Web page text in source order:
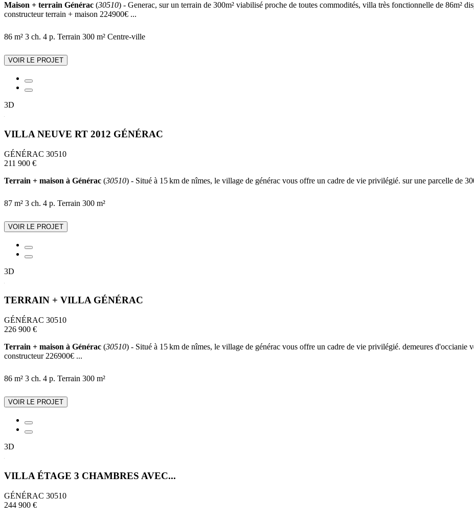
Maison + terrain Générac (30510) - Generac, sur un terrain de 300m² viabilisé proche de toutes commodités, villa très fonctionnelle de 86m²
constructeur terrain + maison 224900€ ...
86 m² 3 ch. 4 p. Terrain 300 m² Centre-ville
VOIR LE PROJET
3D
VILLA NEUVE RT 2012 GÉNÉRAC
GÉNÉRAC 30510
211 900 €
Terrain + maison à Générac (30510) - Situé à 15 km de nîmes, le village de générac vous offre un cadre de vie privilégié. sur une parcelle de
87 m² 3 ch. 4 p. Terrain 300 m²
VOIR LE PROJET
3D
TERRAIN + VILLA GÉNÉRAC
GÉNÉRAC 30510
226 900 €
Terrain + maison à Générac (30510) - Situé à 15 km de nîmes, le village de générac vous offre un cadre de vie privilégié. demeures d'occianie
constructeur 226900€ ...
86 m² 3 ch. 4 p. Terrain 300 m²
VOIR LE PROJET
3D
VILLA ÉTAGE 3 CHAMBRES AVEC...
GÉNÉRAC 30510
244 900 €